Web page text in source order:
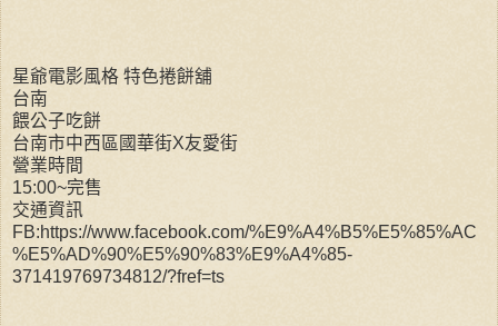
星爺電影風格 特色捲餅舖
台南
餵公子吃餅
台南市中西區國華街X友愛街
營業時間
15:00~完售
交通資訊
FB:https://www.facebook.com/%E9%A4%B5%E5%85%AC
%E5%AD%90%E5%90%83%E9%A4%85-
371419769734812/?fref=ts